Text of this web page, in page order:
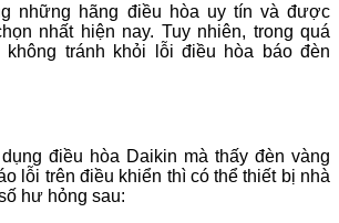
những hãng điều hòa uy tín và được
nhất hiện nay. Tuy nhiên, trong quá
tránh khỏi lỗi điều hòa báo đèn
điều hòa Daikin mà thấy đèn vàng
lỗi trên điều khiển thì có thể thiết bị nhà
hư hỏng sau: